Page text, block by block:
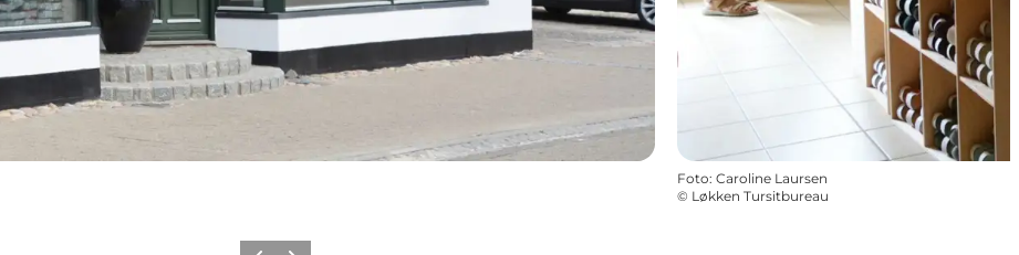
Foto: Caroline Laursen
© Løkken Tursitbureau